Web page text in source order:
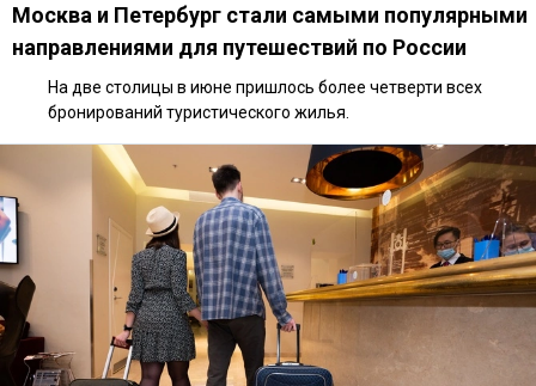
Москва и Петербург стали самыми популярными
направлениями для путешествий по России
На две столицы в июне пришлось более четверти всех
бронирований туристического жилья.